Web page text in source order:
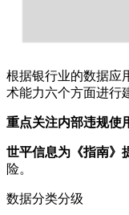
根据银行业的数据应
术能力六个方面进行
重点关注内部违规使
世平信息为《指南》
险。
数据分类分级